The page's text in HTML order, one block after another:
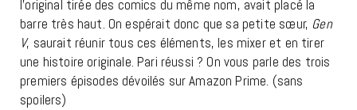
l’original tirée des comics du même nom, avait placé la
barre très haut. On espérait donc que sa petite sœur, Gen
V, saurait réunir tous ces éléments, les mixer et en tirer
une histoire originale. Pari réussi ? On vous parle des trois
premiers épisodes dévoilés sur Amazon Prime. (sans
spoilers)